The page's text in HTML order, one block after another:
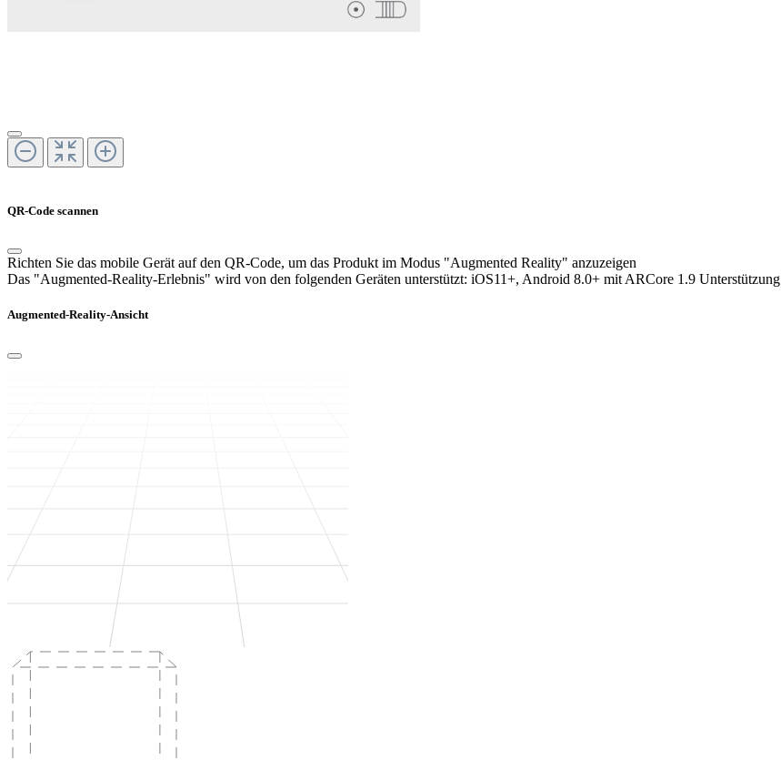
QR-Code scannen
Richten Sie das mobile Gerät auf den QR-Code, um das Produkt im Modus "Augmented Reality" anzuzeigen
Das "Augmented-Reality-Erlebnis" wird von den folgenden Geräten unterstützt: iOS11+, Android 8.0+ mit ARCore 1.9 Unterstützung
Augmented-Reality-Ansicht